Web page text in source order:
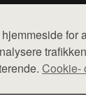
for
Cookie-
ikke varer fra